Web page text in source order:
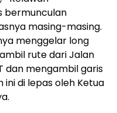
bermunculan
masing-masing.
menggelar long
rute dari Jalan
dan mengambil garis
ini di lepas oleh Ketua